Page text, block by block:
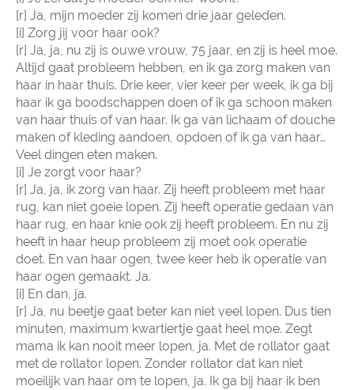
[r] Ja, mijn moeder zij komen drie jaar geleden.
[i] Zorg jij voor haar ook?
[r] Ja, ja, nu zij is ouwe vrouw, 75 jaar, en zij is heel moe.
Altijd gaat probleem hebben, en ik ga zorg maken van
haar in haar thuis. Drie keer, vier keer per week, ik ga bij
haar ik ga boodschappen doen of ik ga schoon maken
van haar thuis of van haar. Ik ga van lichaam of douche
maken of kleding aandoen, opdoen of ik ga van haar…
Veel dingen eten maken.
[i] Je zorgt voor haar?
[r] Ja, ja, ik zorg van haar. Zij heeft probleem met haar
rug, kan niet goeie lopen. Zij heeft operatie gedaan van
haar rug, en haar knie ook zij heeft probleem. En nu zij
heeft in haar heup probleem zij moet ook operatie
doet. En van haar ogen, twee keer heb ik operatie van
haar ogen gemaakt. Ja.
[i] En dan, ja.
[r] Ja, nu beetje gaat beter kan niet veel lopen. Dus tien
minuten, maximum kwartiertje gaat heel moe. Zegt
mama ik kan nooit meer lopen, ja. Met de rollator gaat
met de rollator lopen. Zonder rollator dat kan niet
moeilijk van haar om te lopen, ja. Ik ga bij haar ik ben